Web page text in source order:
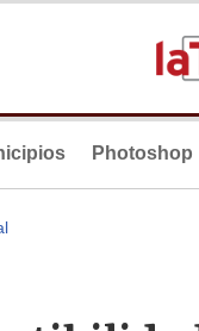
Photoshop